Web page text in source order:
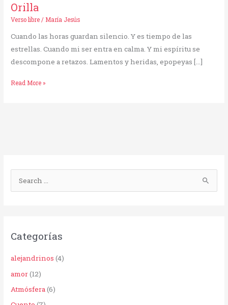
Orilla
Verso libre / María Jesús
Cuando las horas guardan silencio. Y es tiempo de las
estrellas. Cuando mi ser entra en calma. Y mi espíritu se
descompone a retazos. Lamentos y heridas, epopeyas […]
Read More »
a
o
r
Categorías
alejandrinos (4)
amor(12)
Atmósfera(6)